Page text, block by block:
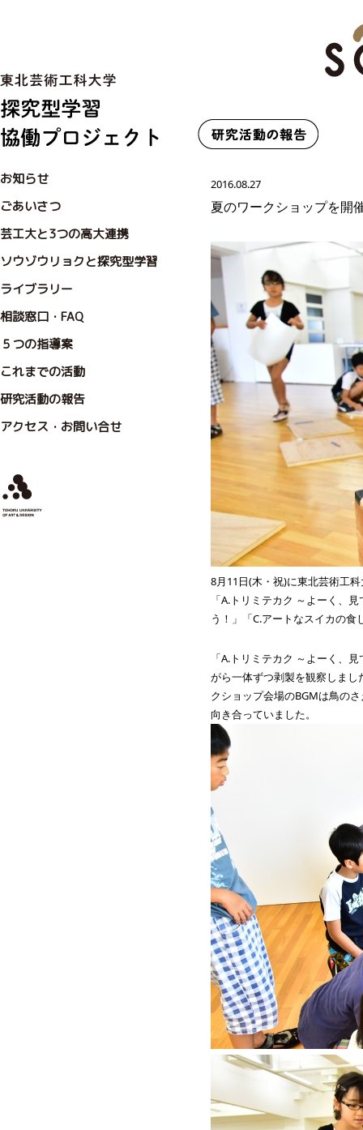
お知らせ
ごあいさつ
芸工大と3つの高大連携
ソウゾウリョクと探究型学習
ライブラリー
相談窓口・FAQ
５つの指導案
これまでの活動
研究活動の報告
アクセス・お問い合せ
2016.08.27
夏のワークショップを開
8月11日(木・祝)に東北芸術工
「A.トリミテカク ～よーく、
う！」「C.アートなスイカの
「A.トリミテカク ～よーく、
がら一体ずつ剥製を観察しま
クショップ会場のBGMは鳥の
向き合っていました。